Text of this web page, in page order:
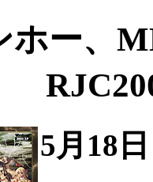
ホー、
5月18